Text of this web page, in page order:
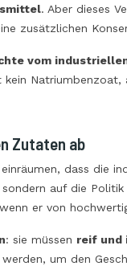
. Aber dieses
zusätzlichen
vom
Zutaten ab
dass die
auf die
er von
: sie müssen reif und
um den